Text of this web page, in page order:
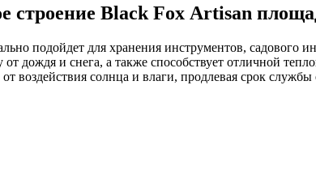
строение Black Fox Artisan
подойдет для хранения инструментов,
от дождя и снега, а также способствует отличной
воздействия солнца и влаги, продлевая срок